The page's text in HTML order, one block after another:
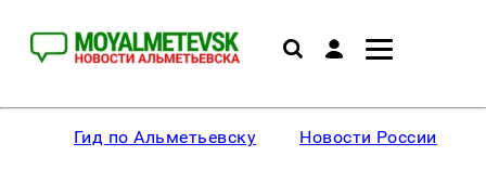
Гид по Альметьевску Новости России